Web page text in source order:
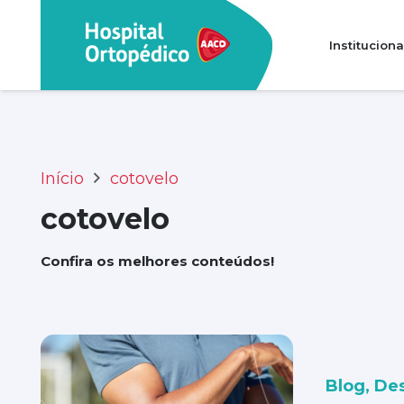
Início cotovelo
cotovelo
Confira os melhores conteúdos!
Blog,